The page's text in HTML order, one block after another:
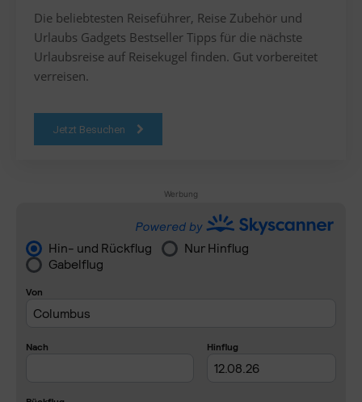
Die beliebtesten Reiseführer, Reise Zubehör und
Urlaubs Gadgets Bestseller Tipps für die nächste
Urlaubsreise auf Reisekugel finden. Gut vorbereitet
verreisen.
Jetzt Besuchen
Werbung